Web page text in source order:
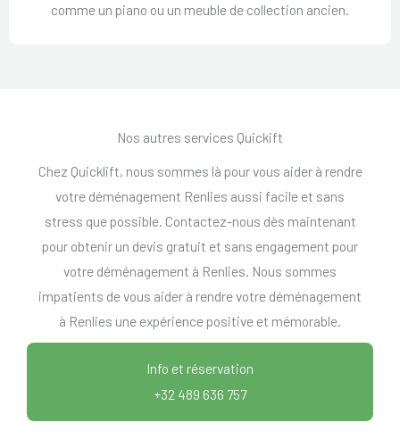
comme un piano ou un meuble de collection ancien.
Nos autres services Quickift
Chez Quicklift, nous sommes là pour vous aider à rendre
votre déménagement Renlies aussi facile et sans
stress que possible. Contactez-nous dès maintenant
pour obtenir un devis gratuit et sans engagement pour
votre déménagement à Renlies. Nous sommes
impatients de vous aider à rendre votre déménagement
à Renlies une expérience positive et mémorable.
Info et réservation
+32 489 636 757